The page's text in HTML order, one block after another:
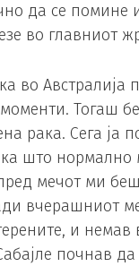
да се помине
во главниот
во Австралија
Тогаш
рака. Сега ја
што нормално
мечот ми
вчерашниот
и немав
почнав да